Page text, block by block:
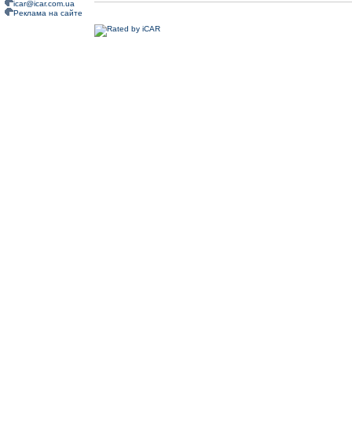
icar@icar.com.ua
Реклама на сайте